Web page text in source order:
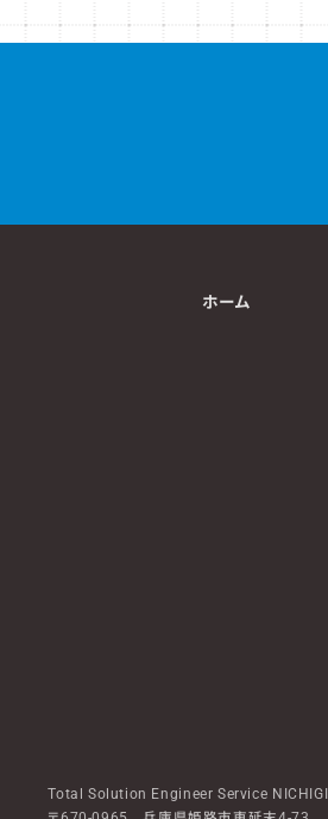
ホーム
Total Solution Engineer Service NICHIGI